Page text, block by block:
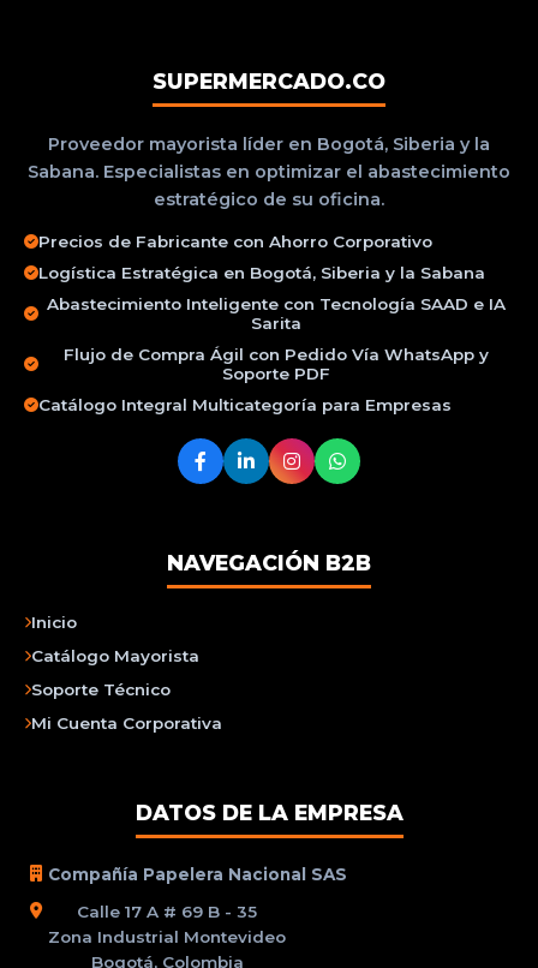
SUPERMERCADO.CO
Proveedor mayorista líder en Bogotá, Siberia y la
Sabana. Especialistas en optimizar el abastecimiento
estratégico de su oficina.
Precios de Fabricante con Ahorro Corporativo
Logística Estratégica en Bogotá, Siberia y la Sabana
Abastecimiento Inteligente con Tecnología SAAD e IA
Sarita
Flujo de Compra Ágil con Pedido Vía WhatsApp y
Soporte PDF
Catálogo Integral Multicategoría para Empresas
NAVEGACIÓN B2B
Inicio
Catálogo Mayorista
Soporte Técnico
Mi Cuenta Corporativa
DATOS DE LA EMPRESA
Compañía Papelera Nacional SAS
Calle 17 A # 69 B - 35
Zona Industrial Montevideo
Bogotá, Colombia